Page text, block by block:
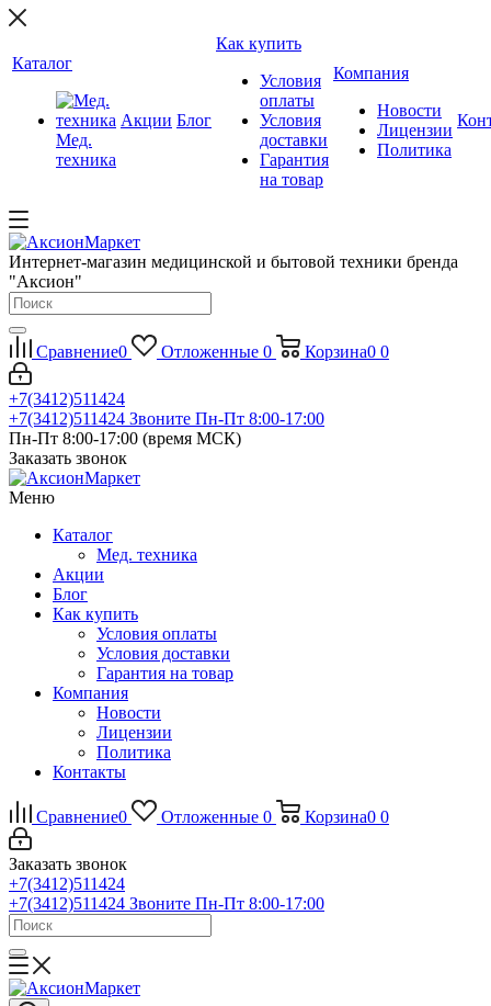
Каталог
Мед.
техника
Акции Блог
Как купить
Условия
оплаты
Условия
доставки
Гарантия
на товар
Компания
Новости
Лицензии
Политика
Интернет-магазин медицинской и бытовой техники бренда
"Аксион"
Сравнение0 Отложенные 0 Корзина0 0
+7(3412)511424
+7(3412)511424 Звоните Пн-Пт 8:00-17:00
Пн-Пт 8:00-17:00 (время МСК)
Заказать звонок
Меню
Каталог
Мед. техника
Акции
Блог
Как купить
Условия оплаты
Условия доставки
Гарантия на товар
Компания
Новости
Лицензии
Политика
Контакты
Сравнение0 Отложенные 0 Корзина0 0
Заказать звонок
+7(3412)511424
+7(3412)511424 Звоните Пн-Пт 8:00-17:00